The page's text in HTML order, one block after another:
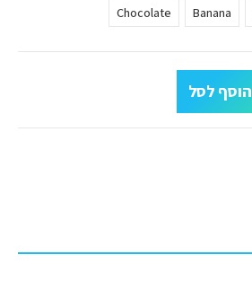
Banana
Chocolate
הוסף לסל